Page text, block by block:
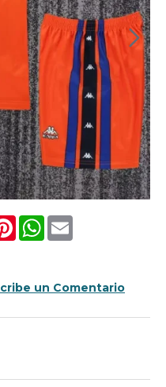
PinterestWhatsApp
Email
un Comentario